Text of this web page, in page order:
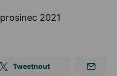
2021
Tweetnout